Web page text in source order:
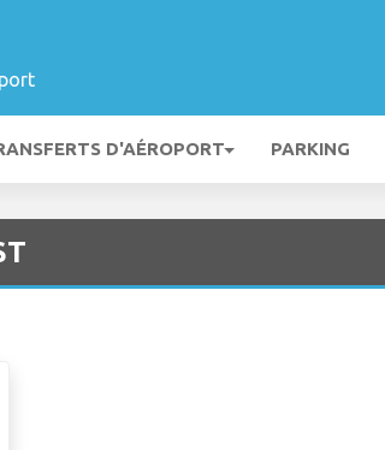
D'AÉROPORT PARKING